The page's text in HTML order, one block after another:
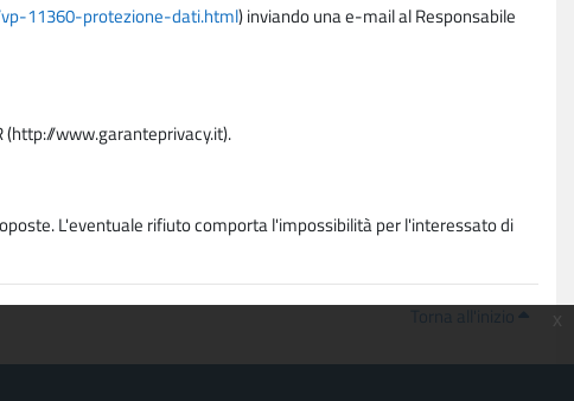
11360-protezione-dati.html) inviando una e-mail al Responsabile
(http://www.garanteprivacy.it).
L'eventuale rifiuto comporta l'impossibilità per l'interessato di
Torna all'inizio